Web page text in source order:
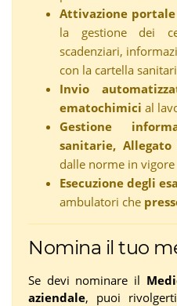
Attivazione
la gestione dei
scadenziari,
con la cartella
Invio
ematochimici al
Gestione
sanitarie, Allegato
dalle norme in vigore
Esecuzione degli
ambulatori che
Nomina il tuo
Se devi nominare il
aziendale, puoi